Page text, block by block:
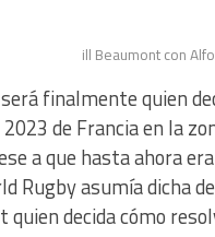
ill Beaumont con
finalmente quien
de Francia en la
a que hasta ahora
Rugby asumía dicha
quien decida cómo